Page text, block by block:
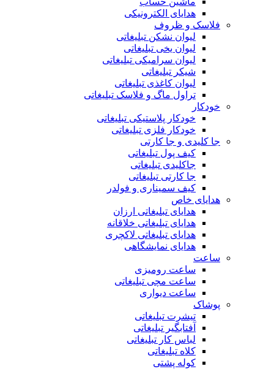
هدایای الکترونیکی
فلاسک و ظروف
لیوان نشکن تبلیغاتی
لیوان یخی تبلیغاتی
لیوان سرامیکی تبلیغاتی
شیکر تبلیغاتی
لیوان کاغذی تبلیغاتی
تراول ماگ و فلاسک تبلیغاتی
خودکار
خودکار پلاستیکی تبلیغاتی
خودکار فلزی تبلیغاتی
جا کلیدی و جا کارتی
کیف پول تبلیغاتی
جاکلیدی تبلیغاتی
جا کارتی تبلیغاتی
کیف سمیناری و فولدر
هدایای خاص
هدایای تبلیغاتی ارزان
هدایای تبلیغاتی خلاقانه
هدایای تبلیغاتی لاکچری
هدایای نمایشگاهی
ساعت
ساعت رومیزی
ساعت مچی تبلیغاتی
ساعت دیواری
پوشاک
تیشرت تبلیغاتی
آفتابگیر تبلیغاتی
لباس کار تبلیغاتی
کلاه تبلیغاتی
کوله پشتی